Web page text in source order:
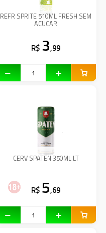
REFR SPRITE 510ML FRESH SEM
ACUCAR
R$ 3,99
CERV SPATEN 350ML LT
R$ 5,69